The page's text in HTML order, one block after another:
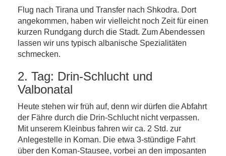
Flug nach Tirana und Transfer nach Shkodra. Dort
angekommen, haben wir vielleicht noch Zeit für einen
kurzen Rundgang durch die Stadt. Zum Abendessen
lassen wir uns typisch albanische Spezialitäten
schmecken.
2. Tag: Drin-Schlucht und
Valbonatal
Heute stehen wir früh auf, denn wir dürfen die Abfahrt
der Fähre durch die Drin-Schlucht nicht verpassen.
Mit unserem Kleinbus fahren wir ca. 2 Std. zur
Anlegestelle in Koman. Die etwa 3-stündige Fahrt
über den Koman-Stausee, vorbei an den imposanten